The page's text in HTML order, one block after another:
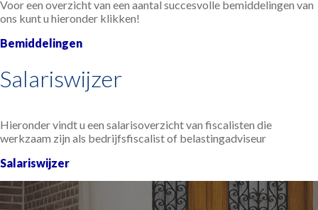
Voor een overzicht van een aantal succesvolle bemiddelingen van
ons kunt u hieronder klikken!
Bemiddelingen
Salariswijzer
Hieronder vindt u een salarisoverzicht van fiscalisten die
werkzaam zijn als bedrijfsfiscalist of belastingadviseur
Salariswijzer